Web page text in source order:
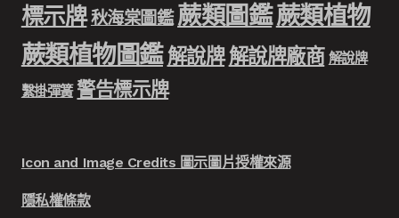
標示牌 秋海棠圖鑑 蕨類圖鑑蕨類植物
蕨類植物圖鑑解說牌解說牌廠商 解說牌
繫掛彈簧 警告標示牌
Icon and Image Credits 圖示圖片授權來源
隱私權條款